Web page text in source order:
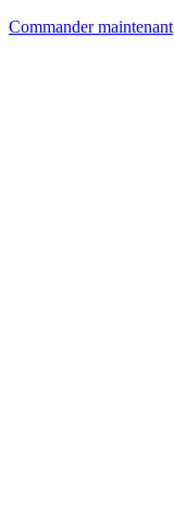
Commander maintenant